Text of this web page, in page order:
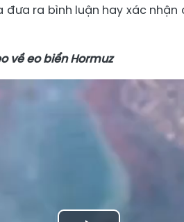
đưa ra bình luận hay xác
về eo biển Hormuz